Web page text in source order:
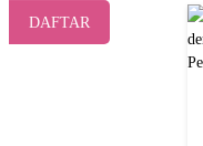
DAFTAR